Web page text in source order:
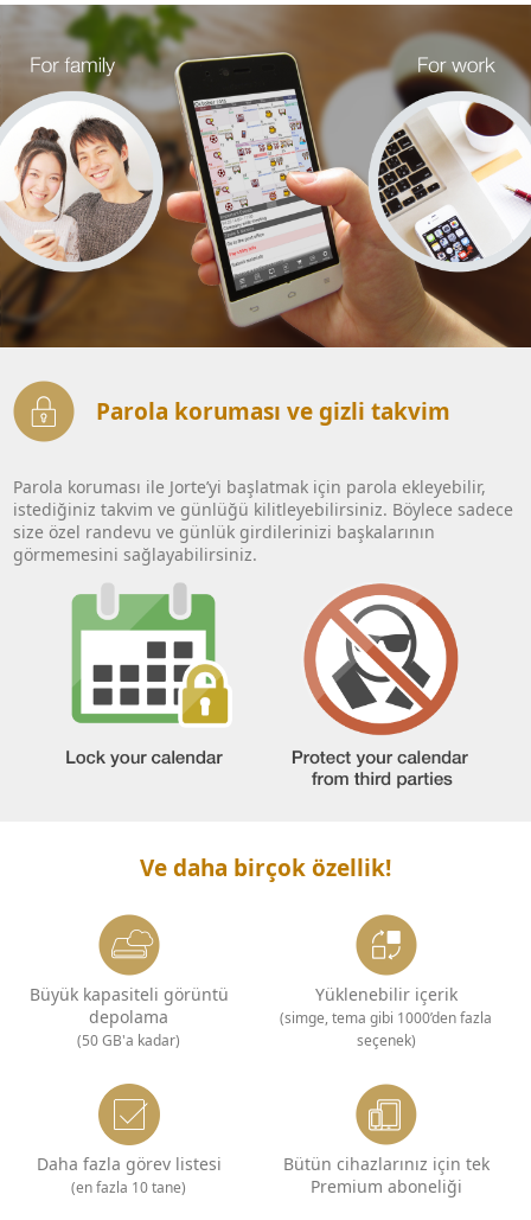
Parola koruması ve gizli takvim
Parola koruması ile Jorte’yi başlatmak için parola ekleyebilir,
istediğiniz takvim ve günlüğü kilitleyebilirsiniz. Böylece sadece
size özel randevu ve günlük girdilerinizi başkalarının
görmemesini sağlayabilirsiniz.
Ve daha birçok özellik!
Büyük kapasiteli görüntü
depolama
(50 GB'a kadar)
Yüklenebilir içerik
(simge, tema gibi 1000’den fazla
seçenek)
Daha fazla görev listesi
(en fazla 10 tane)
Bütün cihazlarınız için tek
Premium aboneliği